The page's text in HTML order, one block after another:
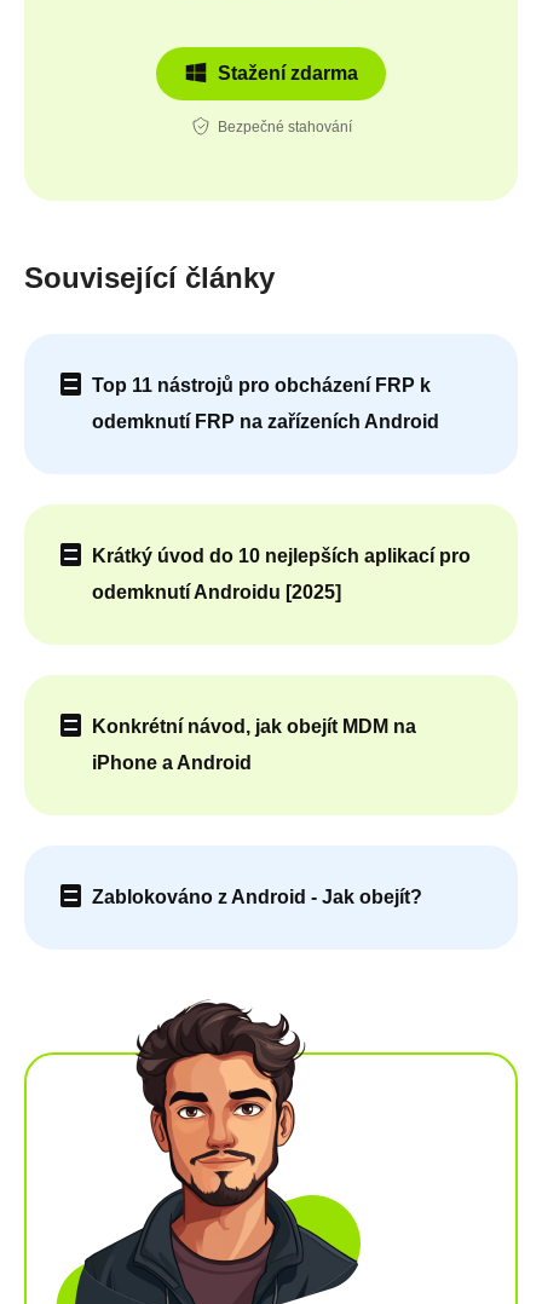
Stažení zdarma
Bezpečné stahování
Související články
Top 11 nástrojů pro obcházení FRP k
odemknutí FRP na zařízeních Android
Krátký úvod do 10 nejlepších aplikací pro
odemknutí Androidu [2025]
Konkrétní návod, jak obejít MDM na
iPhone a Android
Zablokováno z Android - Jak obejít?